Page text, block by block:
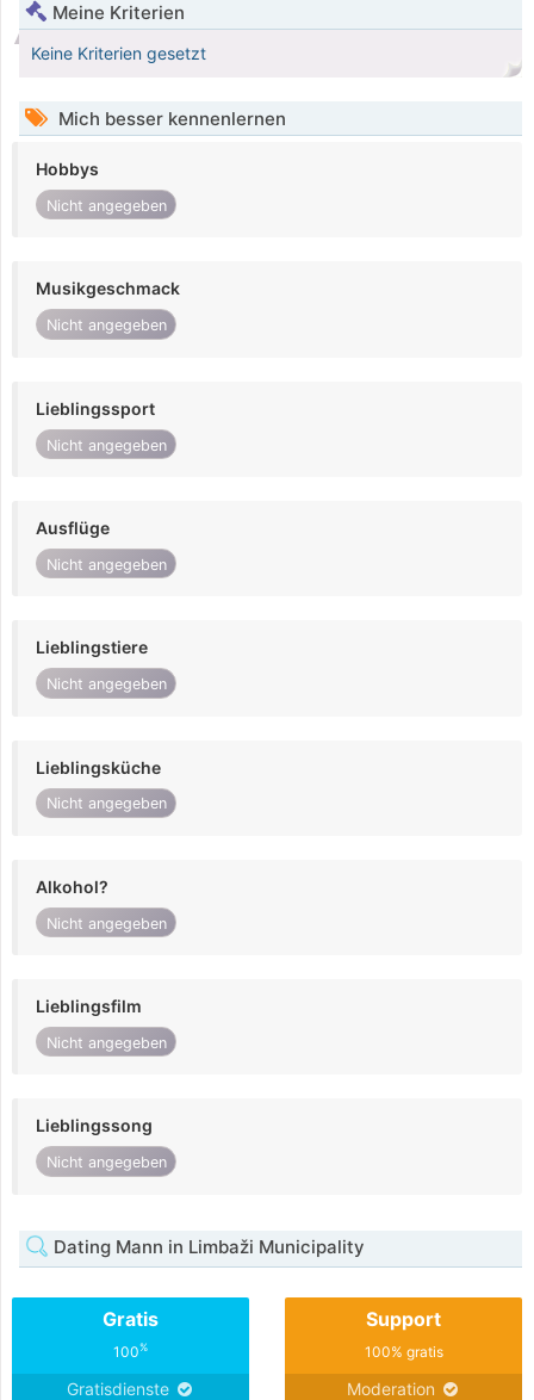
Meine Kriterien
Keine Kriterien gesetzt
Mich besser kennenlernen
Hobbys
Nicht angegeben
Musikgeschmack
Nicht angegeben
Lieblingssport
Nicht angegeben
Ausflüge
Nicht angegeben
Lieblingstiere
Nicht angegeben
Lieblingsküche
Nicht angegeben
Alkohol?
Nicht angegeben
Lieblingsfilm
Nicht angegeben
Lieblingssong
Nicht angegeben
Dating Mann in Limbaži Municipality
Gratis
100%
Gratisdienste
Support
100% gratis
Moderation